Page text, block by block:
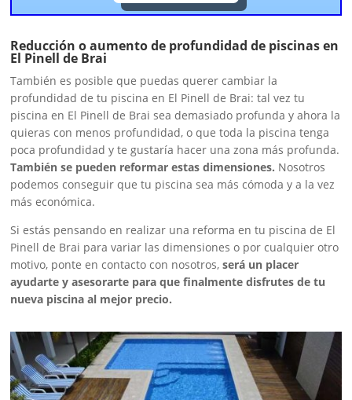
Reducción o aumento de profundidad de piscinas en
El Pinell de Brai
También es posible que puedas querer cambiar la
profundidad de tu piscina en El Pinell de Brai: tal vez tu
piscina en El Pinell de Brai sea demasiado profunda y ahora la
quieras con menos profundidad, o que toda la piscina tenga
poca profundidad y te gustaría hacer una zona más profunda.
También se pueden reformar estas dimensiones. Nosotros
podemos conseguir que tu piscina sea más cómoda y a la vez
más económica.
Si estás pensando en realizar una reforma en tu piscina de El
Pinell de Brai para variar las dimensiones o por cualquier otro
motivo, ponte en contacto con nosotros,será un placer
ayudarte y asesorarte para que finalmente disfrutes de tu
nueva piscina al mejor precio.